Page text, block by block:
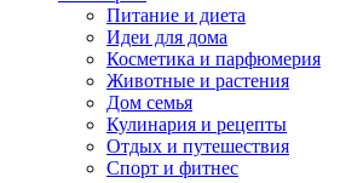
Питание и диета
Идеи для дома
Косметика и парфюмерия
Животные и растения
Дом семья
Кулинария и рецепты
Отдых и путешествия
Спорт и фитнес